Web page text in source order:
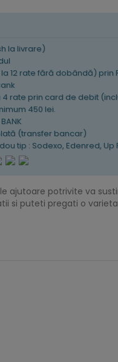
la livrare)
12 rate fără dobândă) prin
4 rate prin card de debit
450 lei.
(transfer bancar)
tip : Sodexo, Edenred, Up
potrivite va
si puteti pregati o